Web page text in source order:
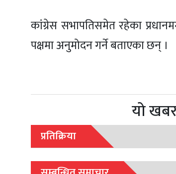
कांग्रेस सभापतिसमेत रहेका
पक्षमा अनुमोदन गर्ने बताएका छन् ।
यो
प्रतिक्रिया